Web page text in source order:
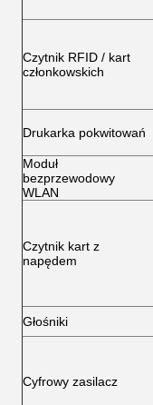
Czytnik RFID / kart
członkowskich
Drukarka pokwitowań
Moduł
bezprzewodowy
WLAN
Czytnik kart z
napędem
Głośniki
Cyfrowy zasilacz